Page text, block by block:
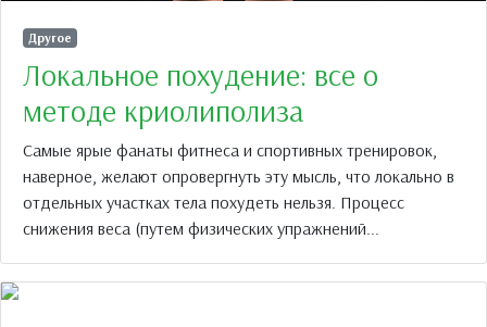
Другое
Локальное похудение: все о
методе криолиполиза
Самые ярые фанаты фитнеса и спортивных тренировок,
наверное, желают опровергнуть эту мысль, что локально в
отдельных участках тела похудеть нельзя. Процесс
снижения веса (путем физических упражнений...